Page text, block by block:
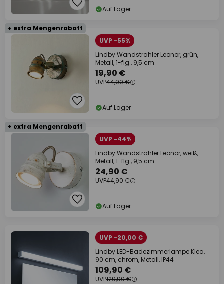
Auf Lager
+ extra Mengenrabatt
UVP -55%
Lindby Wandstrahler Leonor, grün,
Metall, 1-flg., 9,5 cm
19,90 €
UVP44,90 €
Auf Lager
+ extra Mengenrabatt
UVP -44%
Lindby Wandstrahler Leonor, weiß,
Metall, 1-flg., 9,5 cm
24,90 €
UVP44,90 €
Auf Lager
UVP -20,00 €
Lindby LED-Badezimmerlampe Klea,
90 cm, chrom, Metall, IP44
109,90 €
UVP129,90 €